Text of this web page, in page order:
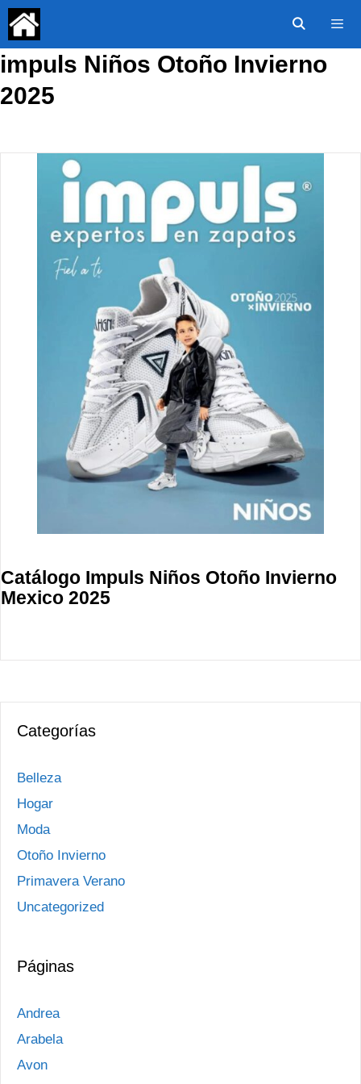
Saltar
contenido
impuls Niños Otoño Invierno
2025
Catálogo Impuls Niños Otoño Invierno
Mexico 2025
Categorías
Belleza
Hogar
Moda
Otoño Invierno
Primavera Verano
Uncategorized
Páginas
Andrea
Arabela
Avon